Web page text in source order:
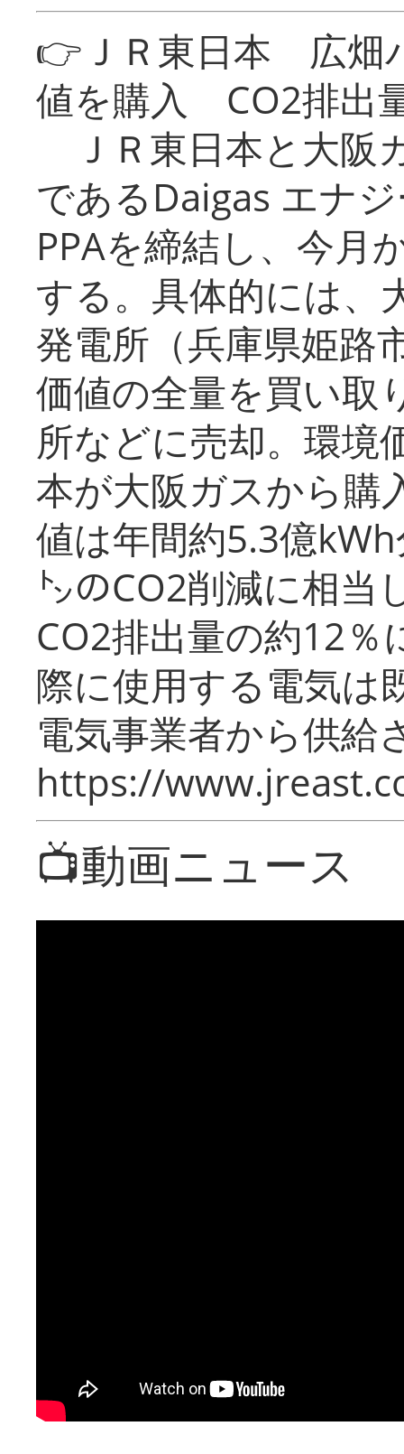
👉ＪＲ東日本 広畑
値を購入 CO2排出
ＪＲ東日本と大阪
であるDaigas エナ
PPAを締結し、今月
する。具体的には、
発電所（兵庫県姫路
価値の全量を買い取
所などに売却。環境
本が大阪ガスから購
値は年間約5.3億
㌧のCO2削減に相当
CO2排出量の約12％
際に使用する電気は
電気事業者から供給
https://
📺動画ニュース